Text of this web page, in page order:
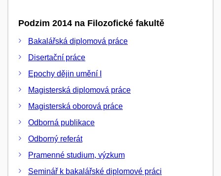
Podzim 2014 na Filozofické fakultě
Bakalářská diplomová práce
Disertační práce
Epochy dějin umění I
Magisterská diplomová práce
Magisterská oborová práce
Odborná publikace
Odborný referát
Pramenné studium, výzkum
Seminář k bakalářské diplomové práci